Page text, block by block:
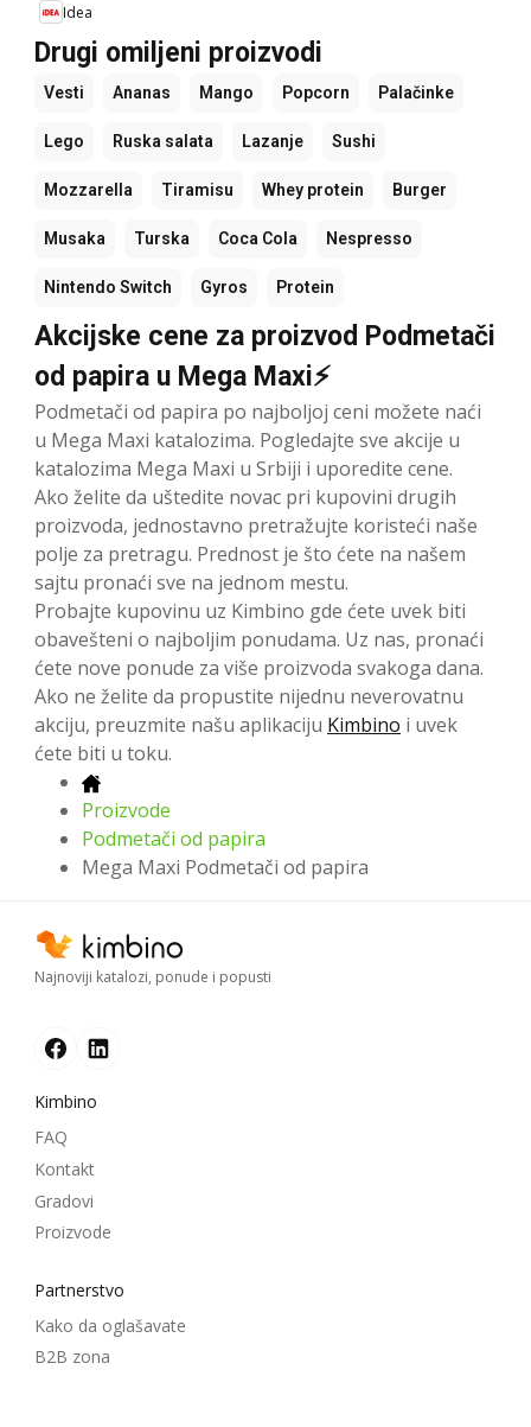
Idea
Drugi omiljeni proizvodi
Vesti Ananas Mango Popcorn Palačinke
Lego Ruska salata Lazanje Sushi
Mozzarella Tiramisu Whey protein Burger
Musaka Turska Coca Cola Nespresso
Nintendo Switch Gyros Protein
Akcijske cene za proizvod Podmetači
od papira u Mega Maxi⚡
Podmetači od papira po najboljoj ceni možete naći
u Mega Maxi katalozima. Pogledajte sve akcije u
katalozima Mega Maxi u Srbiji i uporedite cene.
Ako želite da uštedite novac pri kupovini drugih
proizvoda, jednostavno pretražujte koristeći naše
polje za pretragu. Prednost je što ćete na našem
sajtu pronaći sve na jednom mestu.
Probajte kupovinu uz Kimbino gde ćete uvek biti
obavešteni o najboljim ponudama. Uz nas, pronaći
ćete nove ponude za više proizvoda svakoga dana.
Ako ne želite da propustite nijednu neverovatnu
akciju, preuzmite našu aplikaciju Kimbino i uvek
ćete biti u toku.
Proizvode
Podmetači od papira
Mega Maxi Podmetači od papira
Najnoviji katalozi, ponude i popusti
Kimbino
FAQ
Kontakt
Gradovi
Proizvode
Partnerstvo
Kako da oglašavate
B2B zona